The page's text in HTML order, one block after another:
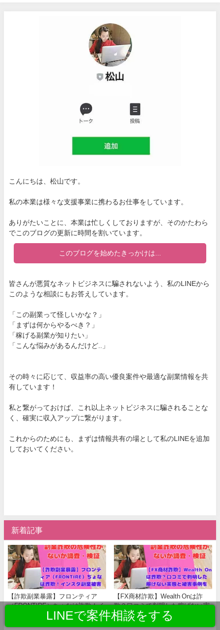
こんにちは、松山です。
私の本業は様々な支援事業に携わるお仕事をしています。
ありがたいことに、本業は忙しくしておりますが、そのかたわら
でこのブログの更新に時間を割いています。
このブログを始めたきっかけは...
皆さんが悪質なネットビジネスに騙されないよう、私のLINEから
このような相談にもお答えしています。
「この副業って怪しいかな？」
「まずは何からやるべき？」
「稼げる副業が知りたい」
「こんな悩みがあるんだけど..」
その時々に応じて、収益率の高い優良案件や最適な副業情報を共
有しています！
私と繋がっておけば、これ以上ネットビジネスに騙されることな
く、確実に収入アップに繋がります。
これからのためにも、まずは情報共有の場として私のLINEを追加
しておいてください。
新着記事
【詐欺副業暴露】フロンティア
（FRONTIRE）ちょなは詐欺！イ
ンスタ副業被害の実態告発
【FX商材詐欺】Wealth Onは詐
欺？口コミで判明した稼げない実
態と被害事例を告発
LINEで案件相談をする